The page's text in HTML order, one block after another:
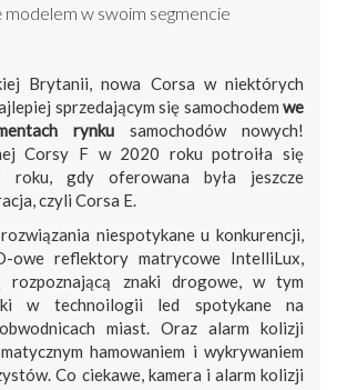
modelem w swoim segmencie
Brytanii, nowa Corsa w niektórych
sprzedającym się samochodem we
rynku samochodów nowych!
Corsy F w 2020 roku potroiła się
roku, gdy oferowana była jeszcze
czyli Corsa E.
niespotykane u konkurencji,
owe reflektory matrycowe IntelliLux,
rozpoznającą znaki drogowe, w tym
w technoilogii led spotykane na
miast. Oraz alarm kolizji
hamowaniem i wykrywaniem
Co ciekawe, kamera i alarm kolizji